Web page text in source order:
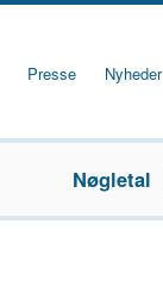
Presse Nyheder
Nøgletal